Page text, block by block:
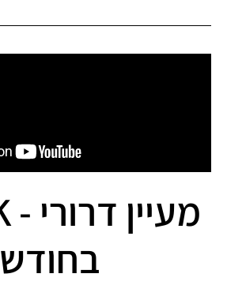
בחודש